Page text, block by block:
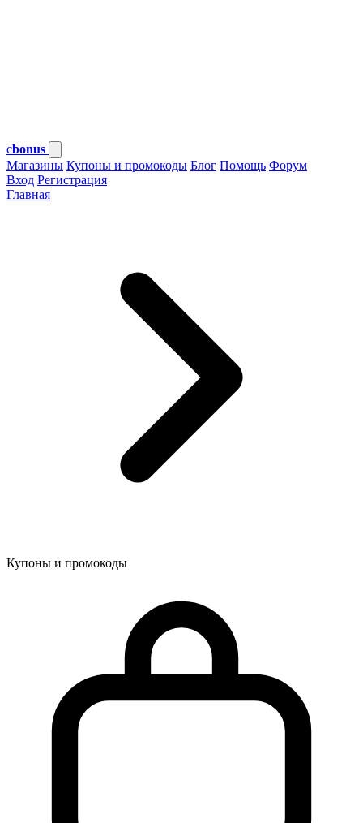
cbonus
Магазины Купоны и промокоды Блог Помощь Форум
Вход Регистрация
Главная
Купоны и промокоды